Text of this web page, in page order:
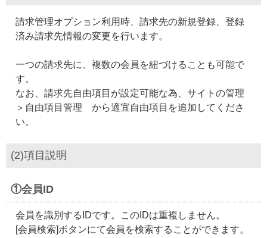
請求管理オプション利用時、請求先の新規登録、登録
済み請求先情報の変更を行います。
一つの請求先に、複数の会員を紐づけることも可能で
す。
なお、請求先自由項目が設定可能な為、サイトの管理
＞自由項目管理 から適宜自由項目を追加してくださ
い。
(2)項目説明
①会員ID
会員を識別するIDです。このIDは重複しません。
[会員検索]ボタンにて会員を検索することができます。